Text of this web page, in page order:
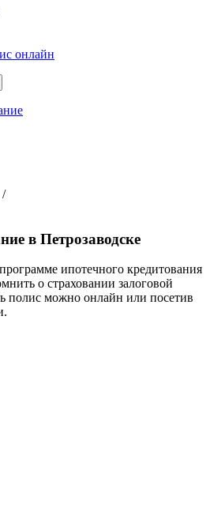
онлайн
/
в Петрозаводске
ипотечного кредитования
о страховании залоговой
полис можно онлайн или посетив